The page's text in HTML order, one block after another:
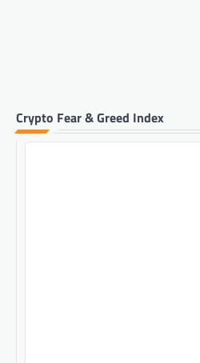
Crypto Fear & Greed Index